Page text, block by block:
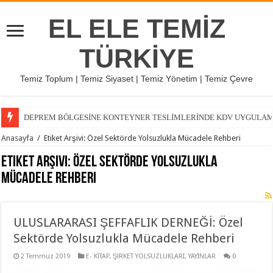
EL ELE TEMİZ
TÜRKİYE
Temiz Toplum | Temiz Siyaset | Temiz Yönetim | Temiz Çevre
DEPREM BÖLGESİNE KONTEYNER TESLİMLERİNDE KDV
Anasayfa / Etiket Arşivi: Özel Sektörde Yolsuzlukla Mücadele Rehberi
Etiket Arşivi:Özel Sektörde Yolsuzlukla
Mücadele Rehberi
ULUSLARARASI ŞEFFAFLIK DERNEĞİ: Özel
Sektörde Yolsuzlukla Mücadele Rehberi
2 Temmuz 2019 E- KİTAP,ŞİRKET YOLSUZLUKLARI,YAYINLAR 0